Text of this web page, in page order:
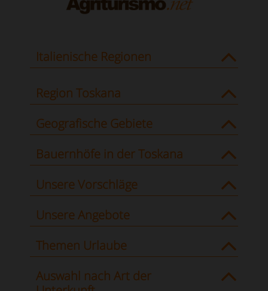
Italienische Regionen
Region Toskana
Geografische Gebiete
Bauernhöfe in der Toskana
Unsere Vorschläge
Unsere Angebote
Themen Urlaube
Auswahl nach Art der